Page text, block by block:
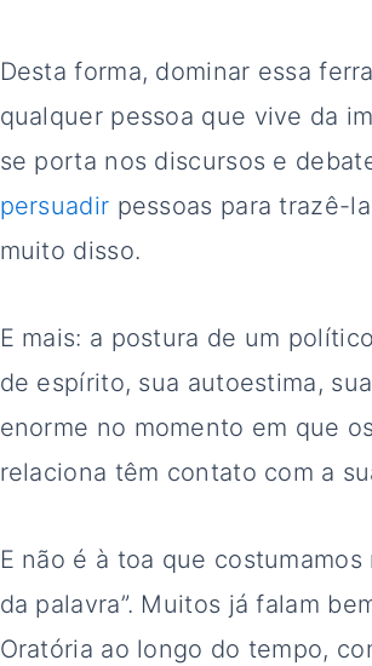
Desta forma, dominar essa
qualquer pessoa que vive da
se porta nos discursos e
persuadir pessoas para trazê-
muito disso.
E mais: a postura de um
de espírito, sua autoestima,
enorme no momento em que
relaciona têm contato com a
E não é à toa que
da palavra”. Muitos já falam
Oratória ao longo do tempo,